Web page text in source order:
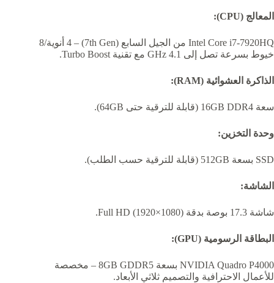
المعالج (CPU):
Intel Core i7-7920HQ من الجيل السابع (7th Gen) – 4 أنوية/8
خيوط بسرعة تصل إلى 4.1 GHz مع تقنية Turbo Boost.
الذاكرة العشوائية (RAM):
سعة 16GB DDR4 (قابلة للترقية حتى 64GB).
وحدة التخزين:
SSD بسعة 512GB (قابلة للترقية حسب الطلب).
الشاشة:
شاشة 17.3 بوصة بدقة Full HD (1920×1080).
البطاقة الرسومية (GPU):
NVIDIA Quadro P4000 بسعة 8GB GDDR5 – مخصصة
للأعمال الاحترافية والتصميم ثلاثي الأبعاد.